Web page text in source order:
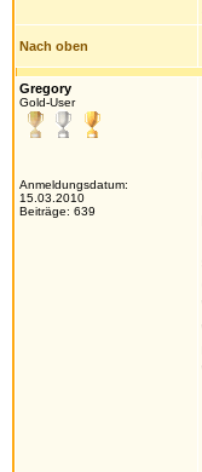
Nach oben
Gregory
Gold-User
Anmeldungsdatum:
15.03.2010
Beiträge: 639